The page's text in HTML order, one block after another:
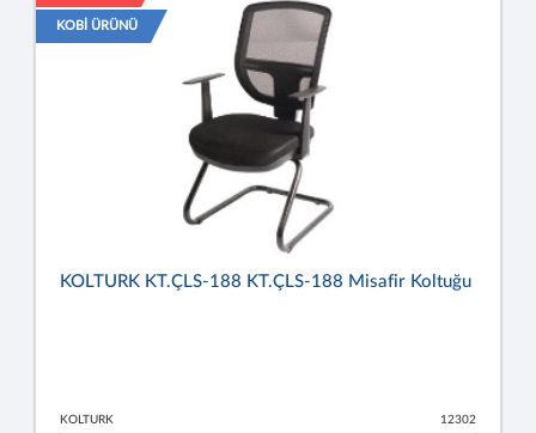
KOBİ ÜRÜNÜ
KOLTURK KT.ÇLS-188 KT.ÇLS-188 Misafir Koltuğu
KOLTURK 12302